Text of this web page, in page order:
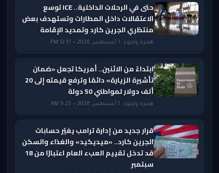
حتى في الرحلات الداخلية.. ICE توسع
الاعتقالات داخل المطارات وتستهدف بعض
منتظري الجرين كارد وتمديد الإقامة
هجرة ولجوء · 1 أغسطس 2026 — 12:51 PM
ابتداءً من الاثنين.. أمريكا تجعل «ضمان
تأشيرة الزيارة» دائمًا وترفع قيمته إلى 20
ألف دولار لمواطني 50 دولة
هجرة ولجوء · 1 أغسطس 2026 — 9:23 AM
قرار جديد من إدارة ترامب يغيّر حسابات
الجرين كارد.. «ميديكيد» والغذاء والسكن
قد تدخل تقييم العبء العام اعتبارًا من 18
سبتمبر